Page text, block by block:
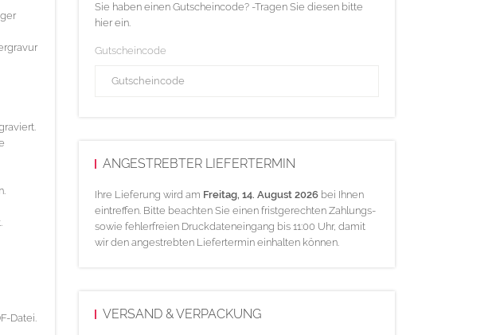
Datei.
Sie haben einen Gutscheincode? -Tragen Sie diesen bitte
hier ein.
Gutscheincode
ANGESTREBTER LIEFERTERMIN
Ihre Lieferung wird am Freitag, 14. August 2026bei Ihnen
eintreffen. Bitte beachten Sie einen fristgerechten Zahlungs-
sowie fehlerfreien Druckdateneingang bis 11:00 Uhr, damit
wir den angestrebten Liefertermin einhalten können.
VERSAND & VERPACKUNG